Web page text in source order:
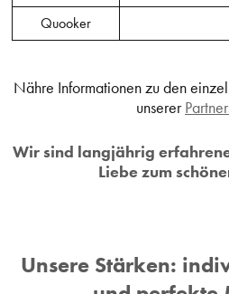
Quooker
Nähre Informationen zu den
unserer
Wir sind langjährig
Liebe zum
Unsere Stärken: